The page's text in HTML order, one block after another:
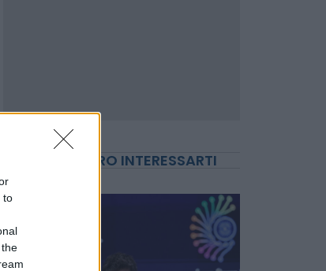
to
POTREBBERO INTERESSARTI